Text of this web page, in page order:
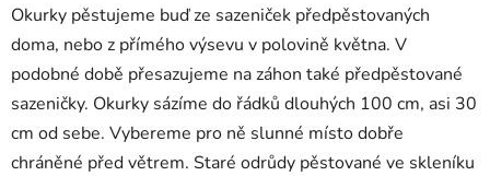
Okurky pěstujeme buď ze sazeniček předpěstovaných
doma, nebo z přímého výsevu v polovině května. V
podobné době přesazujeme na záhon také předpěstované
sazeničky. Okurky sázíme do řádků dlouhých 100 cm, asi 30
cm od sebe. Vybereme pro ně slunné místo dobře
chráněné před větrem. Staré odrůdy pěstované ve skleníku